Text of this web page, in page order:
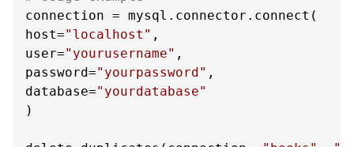
connection = mysql.connector.connect(
host="localhost" ,
user="yourusername" ,
password="yourpassword" ,
database="yourdatabase"
)